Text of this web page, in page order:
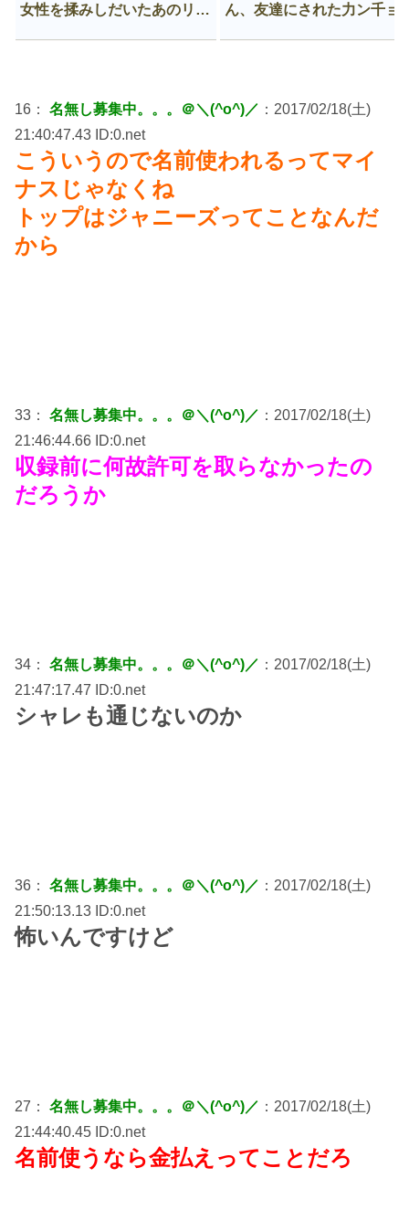
女性を揉みしだいたあのリー
ん、友達にされた力ン千ョ
16： 名無し募集中。。。＠＼(^o^)／ ：2017/02/18(土)
21:40:47.43 ID:0.net
こういうので名前使われるってマイ
ナスじゃなくね
トップはジャニーズってことなんだ
から
33： 名無し募集中。。。＠＼(^o^)／ ：2017/02/18(土)
21:46:44.66 ID:0.net
収録前に何故許可を取らなかったの
だろうか
34： 名無し募集中。。。＠＼(^o^)／ ：2017/02/18(土)
21:47:17.47 ID:0.net
シャレも通じないのか
36： 名無し募集中。。。＠＼(^o^)／ ：2017/02/18(土)
21:50:13.13 ID:0.net
怖いんですけど
27： 名無し募集中。。。＠＼(^o^)／ ：2017/02/18(土)
21:44:40.45 ID:0.net
名前使うなら金払えってことだろ